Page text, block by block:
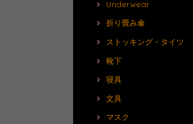
Underwear
折り畳み傘
ストッキング・タイツ
靴下
寝具
文具
マスク